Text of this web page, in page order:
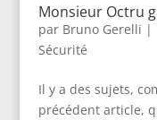
Monsieur Octru
par Bruno Gerelli |
Sécurité
Il y a des sujets,
précédent article,